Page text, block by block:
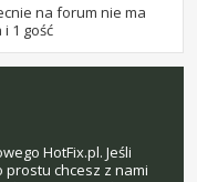
na forum nie ma
1 gość
HotFix.pl. Jeśli
chcesz z nami